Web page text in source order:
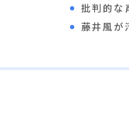
批判的な
藤井風が